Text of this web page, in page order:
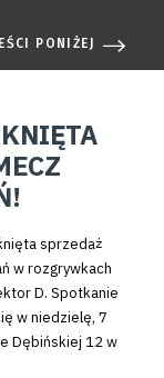
PONIŻEJ
sprzedaż
w rozgrywkach
D. Spotkanie
w niedzielę, 7
Dębińskiej 12 w